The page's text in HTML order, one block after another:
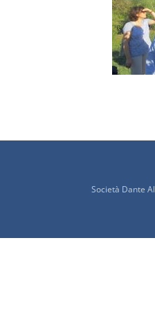
Società Dante